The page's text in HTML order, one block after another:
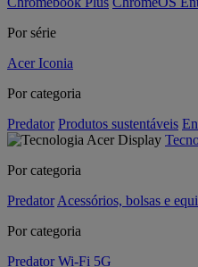
Por série
Acer Iconia
Por categoria
Predator Produtos sustentáveis
Por categoria
Predator Acessórios, bolsas e
Por categoria
Predator Wi-Fi 5G